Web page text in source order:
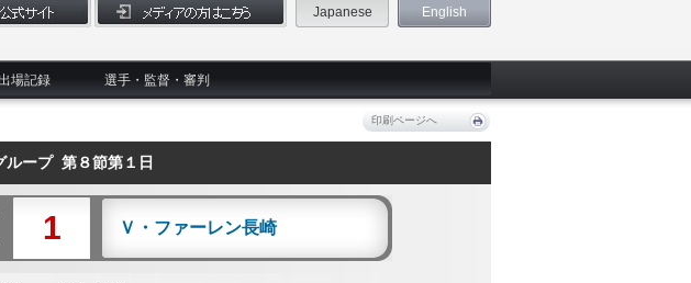
Japanese English
場記録 選手・監督・審判
印刷ページへ
ープ 第８節第１日
1 Ｖ・ファーレン長崎